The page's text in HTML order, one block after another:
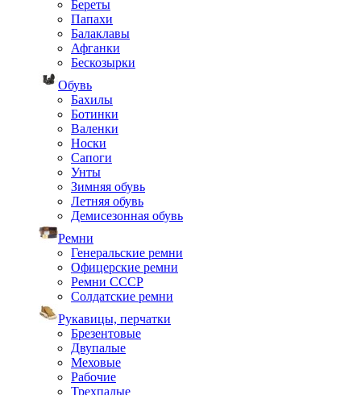
Береты
Папахи
Балаклавы
Афганки
Бескозырки
Обувь
Бахилы
Ботинки
Валенки
Носки
Сапоги
Унты
Зимняя обувь
Летняя обувь
Демисезонная обувь
Ремни
Генеральские ремни
Офицерские ремни
Ремни СССР
Солдатские ремни
Рукавицы, перчатки
Брезентовые
Двупалые
Меховые
Рабочие
Трехпалые